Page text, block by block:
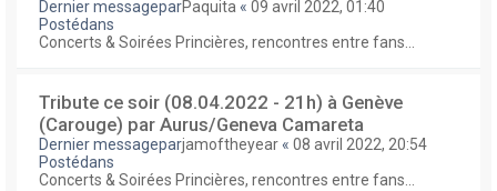
Dernier messageparPaquita « 09 avril 2022, 01:40
Postédans
Concerts & Soirées Princières, rencontres entre fans...
Tribute ce soir (08.04.2022 - 21h) à Genève
(Carouge) par Aurus/Geneva Camareta
Dernier messageparjamoftheyear « 08 avril 2022, 20:54
Postédans
Concerts & Soirées Princières, rencontres entre fans...